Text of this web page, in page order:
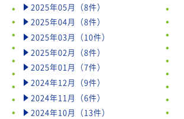
2025年05月（8件）
2025年04月（8件）
2025年03月（10件）
2025年02月（8件）
2025年01月（7件）
2024年12月（9件）
2024年11月（6件）
2024年10月（13件）